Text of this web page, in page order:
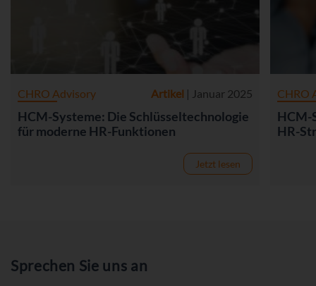
CHRO Advisory Artikel | Januar 2025
HCM-Systeme: Die Schlüsseltechnologie
für moderne HR-Funktionen
Jetzt lesen
CHRO
HCM-
HR-
Sprechen Sie uns an